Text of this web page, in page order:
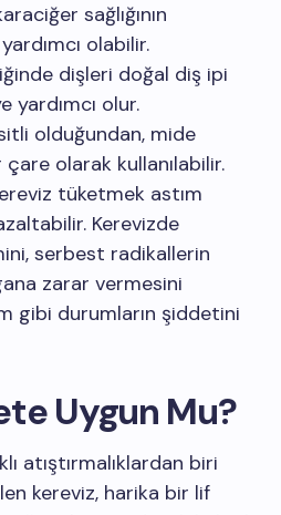
sağlığının
olabilir.
dişleri doğal diş ipi
yardımcı olur.
olduğundan, mide
olarak kullanılabilir.
tüketmek astım
Kerevizde
serbest radikallerin
zarar vermesini
gibi durumların şiddetini
Uygun Mu?
atıştırmalıklardan biri
kereviz, harika bir lif